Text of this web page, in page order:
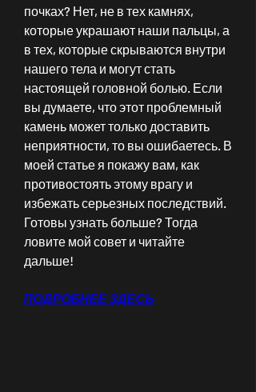
почках? Нет, не в тех камнях,
которые украшают наши пальцы, а
в тех, которые скрываются внутри
нашего тела и могут стать
настоящей головной болью. Если
вы думаете, что этот проблемный
камень может только доставить
неприятности, то вы ошибаетесь. В
моей статье я покажу вам, как
противостоять этому врагу и
избежать серьезных последствий.
Готовы узнать больше? Тогда
ловите мой совет и читайте
дальше!
ПОДРОБНЕЕ ЗДЕСЬ